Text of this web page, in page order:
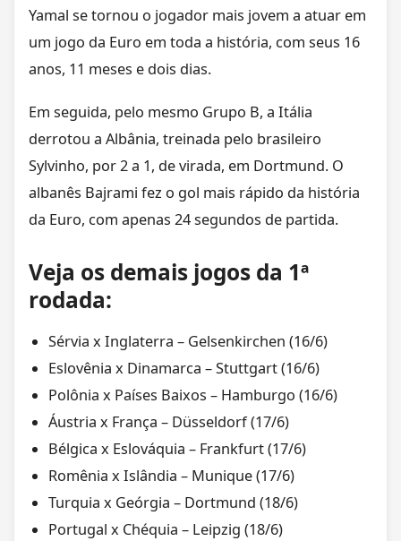
Yamal se tornou o jogador mais jovem a atuar em
um jogo da Euro em toda a história, com seus 16
anos, 11 meses e dois dias.
Em seguida, pelo mesmo Grupo B, a Itália
derrotou a Albânia, treinada pelo brasileiro
Sylvinho, por 2 a 1, de virada, em Dortmund. O
albanês Bajrami fez o gol mais rápido da história
da Euro, com apenas 24 segundos de partida.
Veja os demais jogos da 1ª
rodada:
Sérvia x Inglaterra – Gelsenkirchen (16/6)
Eslovênia x Dinamarca – Stuttgart (16/6)
Polônia x Países Baixos – Hamburgo (16/6)
Áustria x França – Düsseldorf (17/6)
Bélgica x Eslováquia – Frankfurt (17/6)
Romênia x Islândia – Munique (17/6)
Turquia x Geórgia – Dortmund (18/6)
Portugal x Chéquia – Leipzig (18/6)